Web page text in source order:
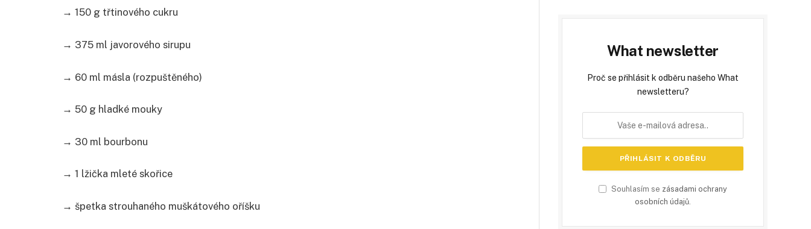
→ 150 g třtinového cukru
→ 375 ml javorového sirupu
→ 60 ml másla (rozpuštěného)
→ 50 g hladké mouky
→ 30 ml bourbonu
→ 1 lžička mleté skořice
→ špetka strouhaného muškátového oříšku
What newsletter
Proč se přihlásit k odběru našeho What
newsletteru?
Souhlasím se zásadami ochrany
osobních údajů